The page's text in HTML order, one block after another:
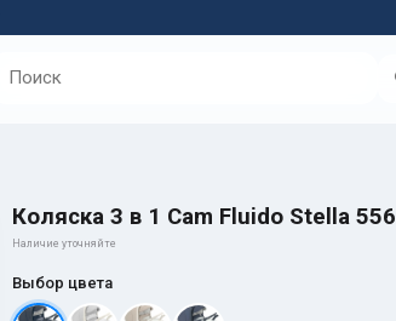
Коляска 3 в 1 Cam Fluido Stella 556
Наличие уточняйте
Выбор цвета